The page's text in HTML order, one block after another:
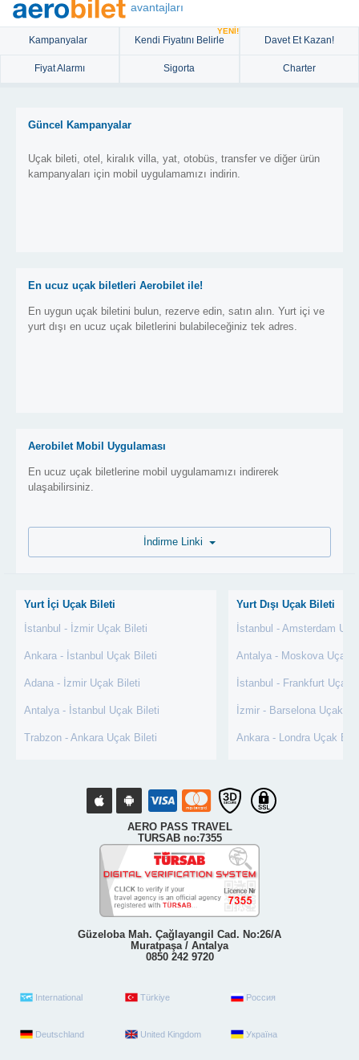
avantajları
Kampanyalar Kendi Fiyatını Belirle
YENİ!
Davet Et Kazan!
Fiyat Alarmı Sigorta Charter
Güncel Kampanyalar
Uçak bileti, otel, kiralık villa, yat, otobüs, transfer ve diğer ürün
kampanyaları için mobil uygulamamızı indirin.
En ucuz uçak biletleri Aerobilet ile!
En uygun uçak biletini bulun, rezerve edin, satın alın. Yurt içi ve
yurt dışı en ucuz uçak biletlerini bulabileceğiniz tek adres.
Aerobilet Mobil Uygulaması
En ucuz uçak biletlerine mobil uygulamamızı indirerek
ulaşabilirsiniz.
Yurt İçi Uçak Bileti
İstanbul - İzmir Uçak Bileti
Ankara - İstanbul Uçak Bileti
Adana - İzmir Uçak Bileti
Antalya - İstanbul Uçak Bileti
Trabzon - Ankara Uçak Bileti
Yurt Dışı Uçak Bileti
İstanbul - Amsterdam
Antalya - Moskova Uçak
İstanbul - Frankfurt Uçak
İzmir - Barselona Uçak
Ankara - Londra Uçak
AERO PASS TRAVEL
TURSAB no:7355
Güzeloba Mah. Çağlayangil Cad. No:26/A
Muratpaşa / Antalya
0850 242 9720
International Türkiye Россия
Deutschland United Kingdom Україна